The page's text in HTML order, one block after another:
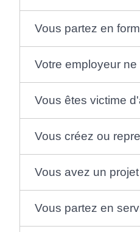
Vous partez en
Votre employeur
Vous êtes victime
Vous créez ou
Vous avez un
Vous partez en